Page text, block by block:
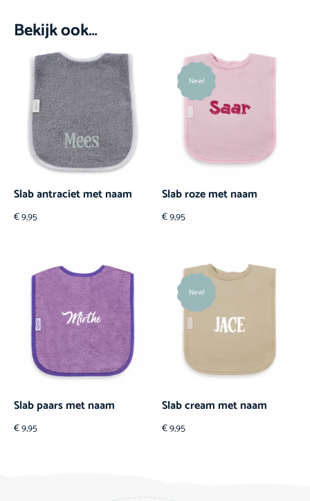
Bekijk ook…
Slab antraciet met naam
€9,95
New!
Slab roze met naam
€9,95
Slab paars met naam
€9,95
New!
Slab cream met naam
€9,95